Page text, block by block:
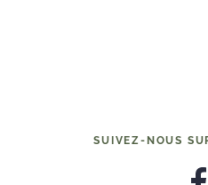
SUIVEZ-NOUS